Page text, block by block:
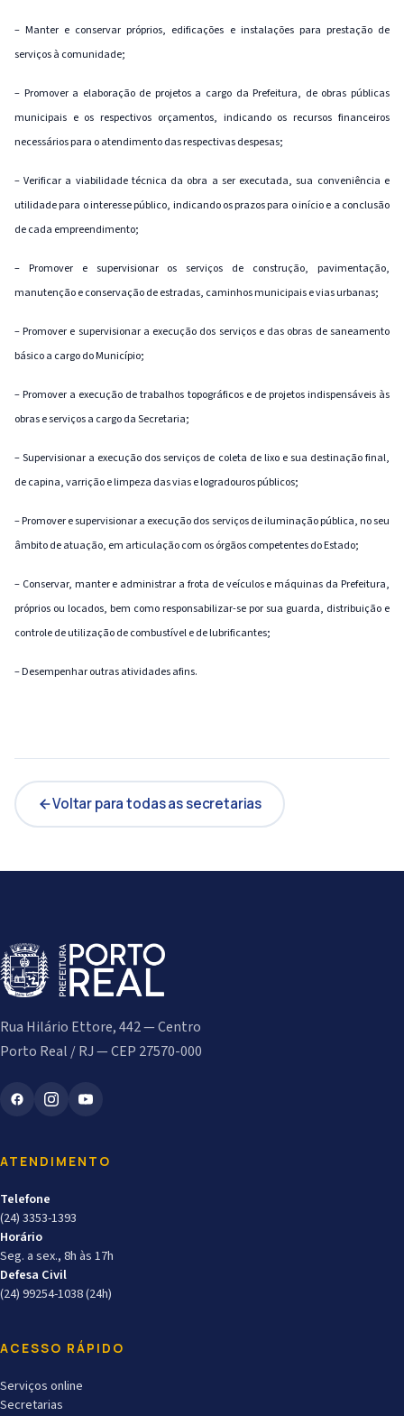
– Manter e conservar próprios, edificações e instalações para prestação de
serviços à comunidade;
– Promover a elaboração de projetos a cargo da Prefeitura, de obras públicas
municipais e os respectivos orçamentos, indicando os recursos financeiros
necessários para o atendimento das respectivas despesas;
– Verificar a viabilidade técnica da obra a ser executada, sua conveniência e
utilidade para o interesse público, indicando os prazos para o início e a conclusão
de cada empreendimento;
– Promover e supervisionar os serviços de construção, pavimentação,
manutenção e conservação de estradas, caminhos municipais e vias urbanas;
– Promover e supervisionar a execução dos serviços e das obras de saneamento
básico a cargo do Município;
– Promover a execução de trabalhos topográficos e de projetos indispensáveis às
obras e serviços a cargo da Secretaria;
– Supervisionar a execução dos serviços de coleta de lixo e sua destinação final,
de capina, varrição e limpeza das vias e logradouros públicos;
– Promover e supervisionar a execução dos serviços de iluminação pública, no seu
âmbito de atuação, em articulação com os órgãos competentes do Estado;
– Conservar, manter e administrar a frota de veículos e máquinas da Prefeitura,
próprios ou locados, bem como responsabilizar-se por sua guarda, distribuição e
controle de utilização de combustível e de lubrificantes;
– Desempenhar outras atividades afins.
Voltar para todas as secretarias
Rua Hilário Ettore, 442 — Centro
Porto Real / RJ — CEP 27570-000
ATENDIMENTO
Telefone
(24) 3353-1393
Horário
Seg. a sex., 8h às 17h
Defesa Civil
(24) 99254-1038 (24h)
ACESSO RÁPIDO
Serviços online
Secretarias